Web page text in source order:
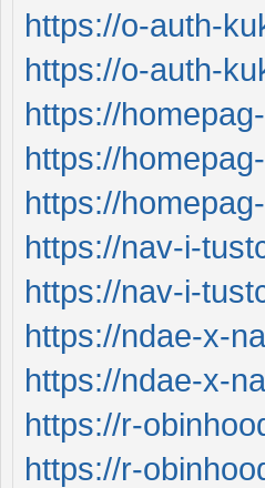
https://o-auth-
https://o-auth-
https://
https://
https://
https://nav-i-
https://nav-i-
https://ndae-x-
https://ndae-x-
https://r-
https://r-